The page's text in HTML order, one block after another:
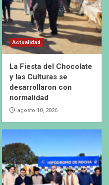
Actualidad
La Fiesta del Chocolate
y las Culturas se
desarrollaron con
normalidad
agosto 10, 2026